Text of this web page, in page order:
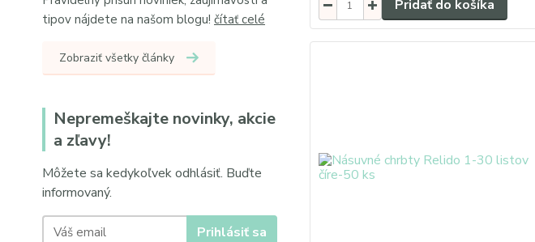
tipov nájdete na našom blogu! čítať celé
Zobraziť všetky články
Nepremeškajte novinky, akcie
a zľavy!
Môžete sa kedykoľvek odhlásiť. Buďte
informovaný.
Prihlásiť sa
Pridať do košíka